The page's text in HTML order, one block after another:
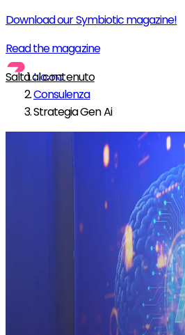
Download our Symbiotic magazine!
Read the magazine
Salta al contenuto
Home
Consulenza
Strategia Gen Ai